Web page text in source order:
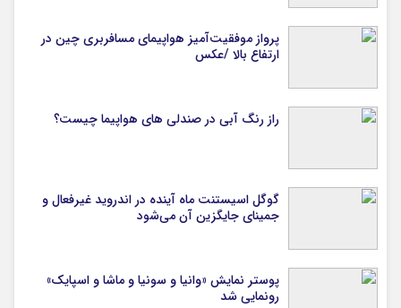
پرواز موفقیت‌آمیز هواپیمای مسافربری چین در
ارتفاع بالا /عکس
راز رنگ آبی در صندلی های هواپیما چیست؟
گوگل اسیستنت ماه آینده در اندروید غیرفعال و
جمینای جایگزین آن می‌شود
پوستر نمایش «وانیا و سونیا و ماشا و اسپایک»
رونمایی شد